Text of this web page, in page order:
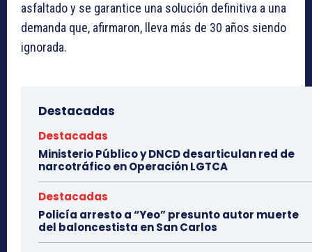
asfaltado y se garantice una solución definitiva a una
demanda que, afirmaron, lleva más de 30 años siendo
ignorada.
Destacadas
Destacadas
Ministerio Público y DNCD desarticulan red de
narcotráfico en Operación LGTCA
Destacadas
Policía arresto a “Yeo” presunto autor muerte
del baloncestista en San Carlos